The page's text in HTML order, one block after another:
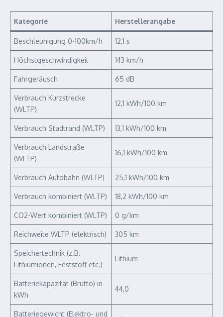
Kategorie Herstellerangabe
Beschleunigung 0-100km/h 12,1 s
Höchstgeschwindigkeit 143 km/h
Fahrgeräusch 65 dB
Verbrauch Kurzstrecke
(WLTP)
12,1 kWh/100 km
Verbrauch Stadtrand (WLTP) 13,1 kWh/100 km
Verbrauch Landstraße
(WLTP)
16,1 kWh/100 km
Verbrauch Autobahn (WLTP) 25,1 kWh/100 km
Verbrauch kombiniert (WLTP) 18,2 kWh/100 km
CO2-Wert kombiniert (WLTP) 0 g/km
Reichweite WLTP (elektrisch) 305 km
Speichertechnik (z.B.
Lithiumionen, Feststoff etc.)
Lithium
Batteriekapazität (Brutto) in
kWh
44,0
Batteriegewicht (Elektro- und